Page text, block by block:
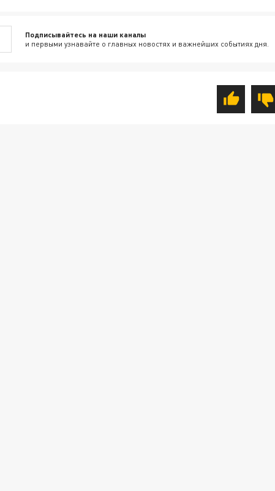
Подписывайтесь на наши каналы
и первыми узнавайте о главных новостях и важнейших событиях дня.